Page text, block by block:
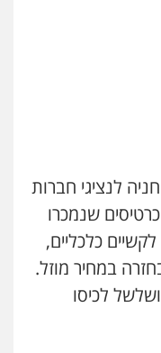
פלילי
כלכלי מעצרים
לנציגי חברות
שנמכרו
כלכליים,
במחיר מוזל.
לכיסו